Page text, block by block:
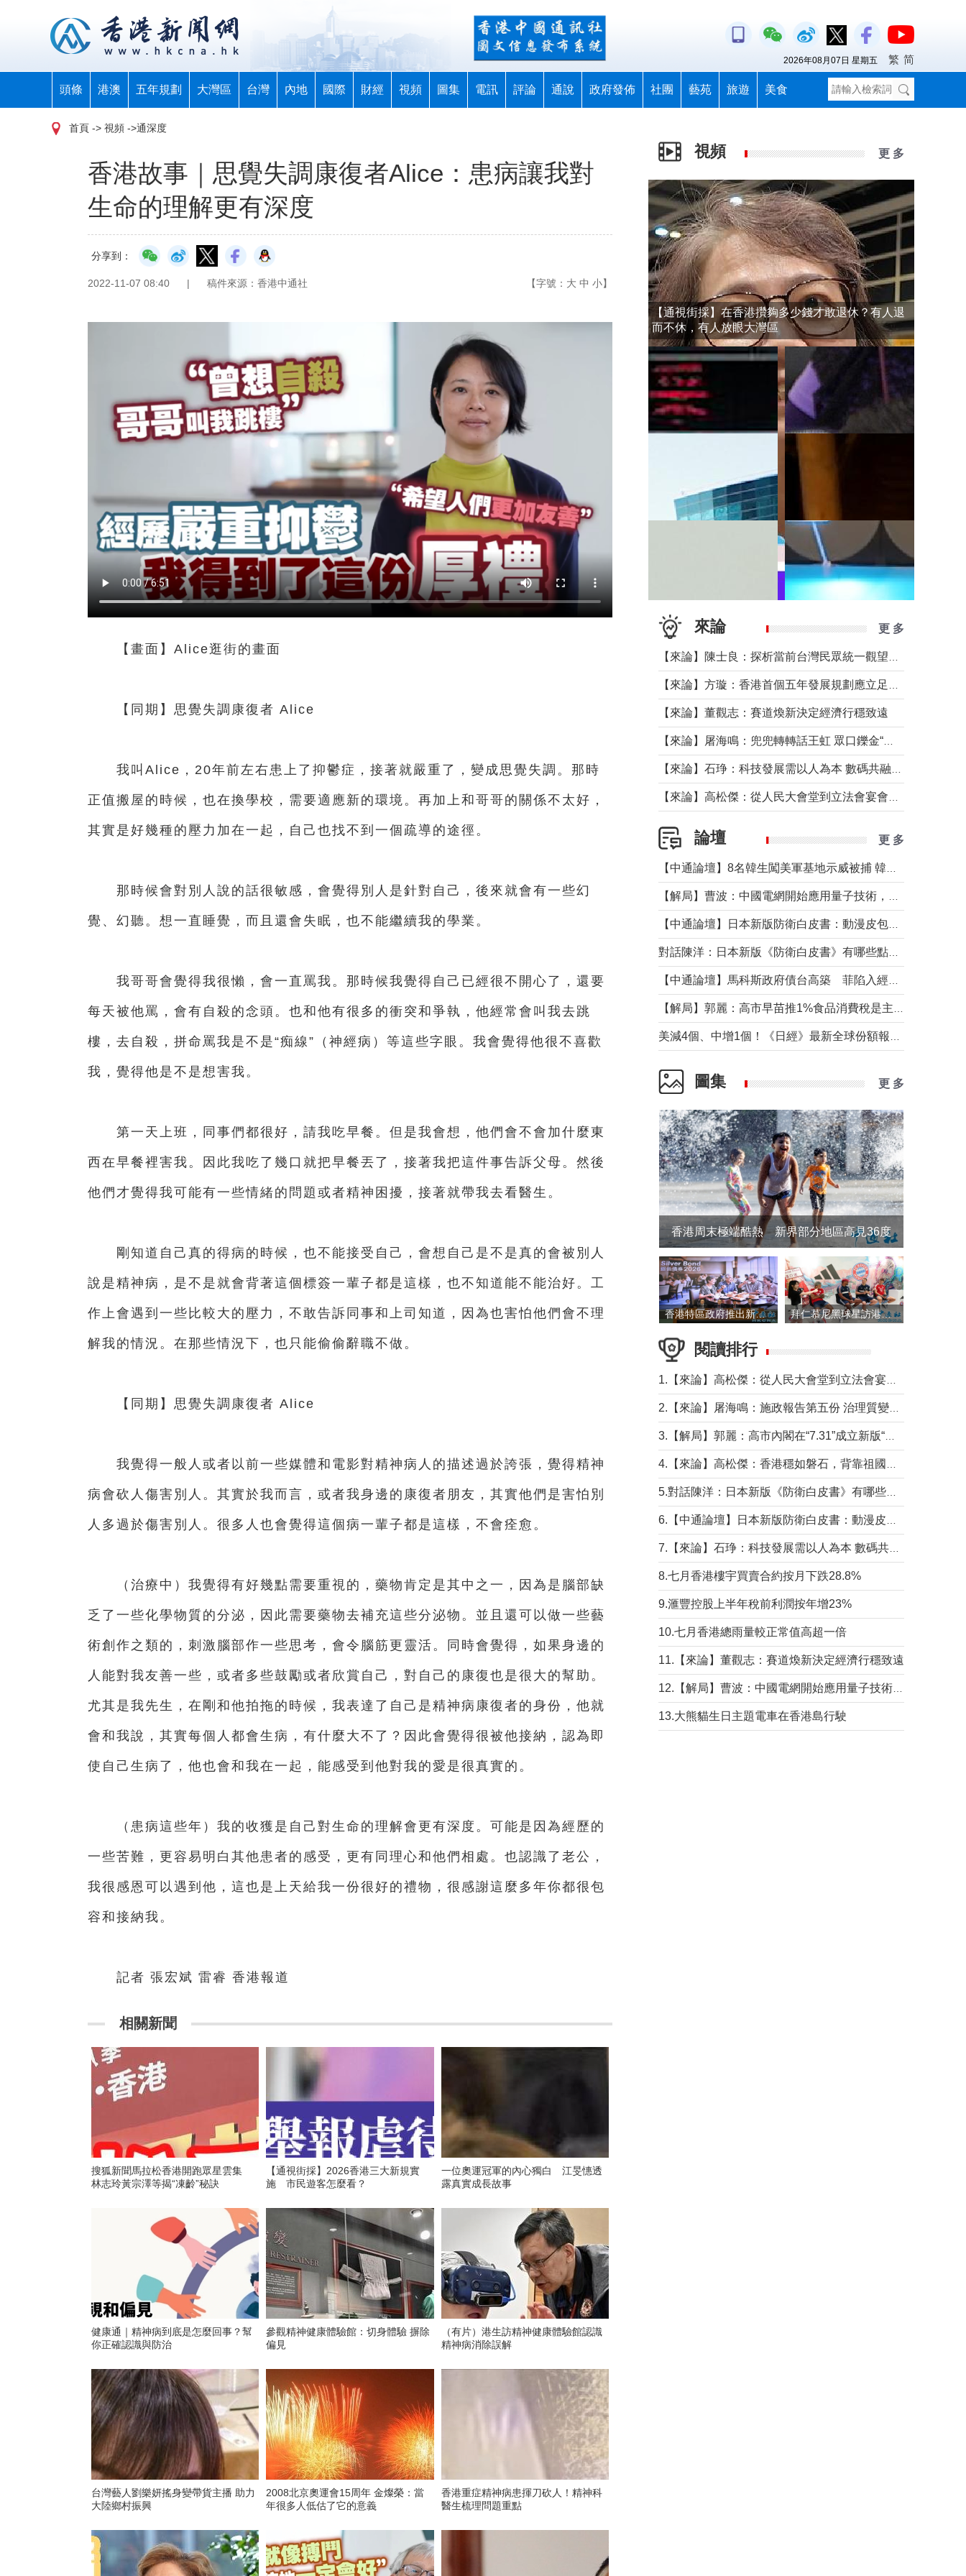
頭條 港澳 五年規劃 大灣區 台灣 內地 國際 財經 視頻 圖集 電訊 評論 通說 政府發佈 社團 藝苑 旅遊 美食
2026年08月07日 星期五 繁 简
首頁 -> 視頻 ->通深度
香港故事｜思覺失調康復者Alice：患病讓我對
生命的理解更有深度
分享到：
2022-11-07 08:40 | 稿件來源：香港中通社 【字號： 大 中 小】
【畫面】Alice逛街的畫面
【同期】思覺失調康復者 Alice
我叫Alice，20年前左右患上了抑鬱症，接著就嚴重了，變成思覺失調。那時
正值搬屋的時候，也在換學校，需要適應新的環境。再加上和哥哥的關係不太好，
其實是好幾種的壓力加在一起，自己也找不到一個疏導的途徑。
那時候會對別人說的話很敏感，會覺得別人是針對自己，後來就會有一些幻
覺、幻聽。想一直睡覺，而且還會失眠，也不能繼續我的學業。
我哥哥會覺得我很懶，會一直罵我。那時候我覺得自己已經很不開心了，還要
每天被他罵，會有自殺的念頭。也和他有很多的衝突和爭執，他經常會叫我去跳
樓，去自殺，拼命罵我是不是“痴線”（神經病）等這些字眼。我會覺得他很不喜歡
我，覺得他是不是想害我。
第一天上班，同事們都很好，請我吃早餐。但是我會想，他們會不會加什麼東
西在早餐裡害我。因此我吃了幾口就把早餐丟了，接著我把這件事告訴父母。然後
他們才覺得我可能有一些情緒的問題或者精神困擾，接著就帶我去看醫生。
剛知道自己真的得病的時候，也不能接受自己，會想自己是不是真的會被別人
說是精神病，是不是就會背著這個標簽一輩子都是這樣，也不知道能不能治好。工
作上會遇到一些比較大的壓力，不敢告訴同事和上司知道，因為也害怕他們會不理
解我的情況。在那些情況下，也只能偷偷辭職不做。
【同期】思覺失調康復者 Alice
我覺得一般人或者以前一些媒體和電影對精神病人的描述過於誇張，覺得精神
病會砍人傷害別人。其實於我而言，或者我身邊的康復者朋友，其實他們是害怕別
人多過於傷害別人。很多人也會覺得這個病一輩子都是這樣，不會痊愈。
（治療中）我覺得有好幾點需要重視的，藥物肯定是其中之一，因為是腦部缺
乏了一些化學物質的分泌，因此需要藥物去補充這些分泌物。並且還可以做一些藝
術創作之類的，刺激腦部作一些思考，會令腦筋更靈活。同時會覺得，如果身邊的
人能對我友善一些，或者多些鼓勵或者欣賞自己，對自己的康復也是很大的幫助。
尤其是我先生，在剛和他拍拖的時候，我表達了自己是精神病康復者的身份，他就
會和我說，其實每個人都會生病，有什麼大不了？因此會覺得很被他接納，認為即
使自己生病了，他也會和我在一起，能感受到他對我的愛是很真實的。
（患病這些年）我的收獲是自己對生命的理解會更有深度。可能是因為經歷的
一些苦難，更容易明白其他患者的感受，更有同理心和他們相處。也認識了老公，
我很感恩可以遇到他，這也是上天給我一份很好的禮物，很感謝這麼多年你都很包
容和接納我。
記者 張宏斌 雷睿 香港報道
相關新聞
搜狐新聞馬拉松香港開跑眾星雲集
林志玲黃宗澤等揭“凍齡”秘訣
【通視街採】2026香港三大新規實
施 市民遊客怎麼看？
一位奧運冠軍的內心獨白 江旻憓透
露真實成長故事
健康通｜精神病到底是怎麼回事？幫
你正確認識與防治
參觀精神健康體驗館：切身體驗 摒除
偏見
（有片）港生訪精神健康體驗館認識
精神病消除誤解
台灣藝人劉樂妍搖身變帶貨主播 助力
大陸鄉村振興
2008北京奧運會15周年 金燦榮：當
年很多人低估了它的意義
香港重症精神病患揮刀砍人！精神科
醫生梳理問題重點
視頻 更 多
【通視街採】在香港攢夠多少錢才敢退休？有人退
而不休，有人放眼大灣區
來論 更 多
【來論】董觀志：賽道煥新決定經濟行穩致遠
論壇 更 多
圖集 更 多
香港周末極端酷熱 新界部分地區高見36度
香港特區政府推出新一批銀色債券 每手1萬元保底息4.25厘 拜仁慕尼黑球星訪港 與球迷近距離互動
閱讀排行
8.七月香港樓宇買賣合約按月下跌28.8%
9.滙豐控股上半年稅前利潤按年增23%
10.七月香港總雨量較正常值高超一倍
11.【來論】董觀志：賽道煥新決定經濟行穩致遠
13.大熊貓生日主題電車在香港島行駛